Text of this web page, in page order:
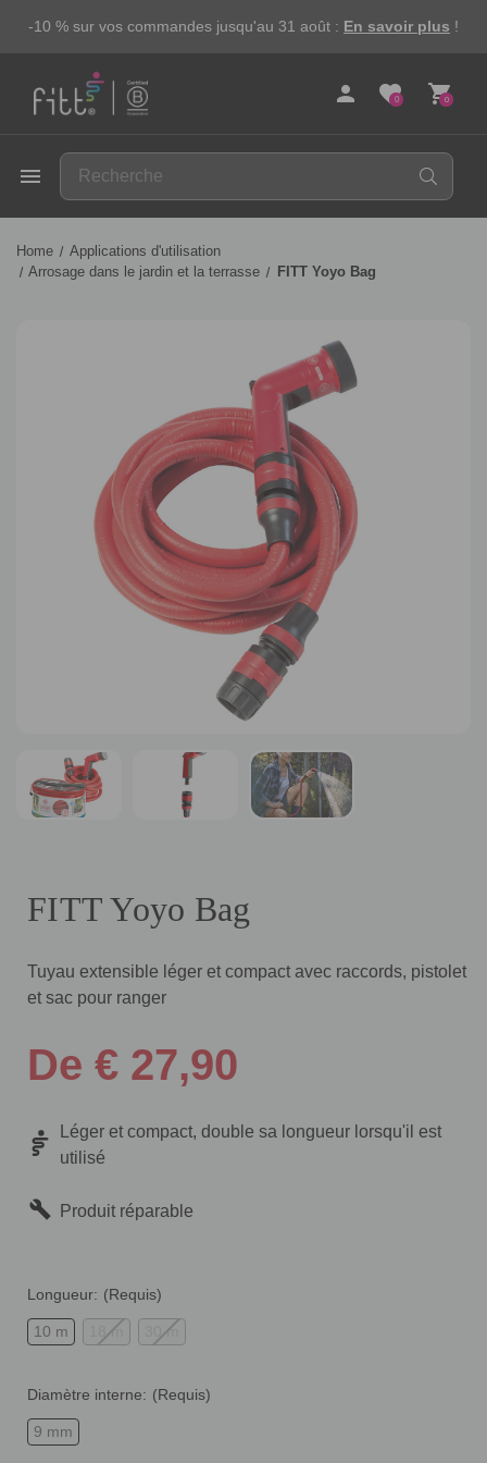
-10 % sur vos commandes jusqu'au 31 août : En savoir plus !
person 0
favorite 0
shopping_cart
menu
Home
Applications d'utilisation
Arrosage dans le jardin et la terrasse
FITT Yoyo Bag
FITT Yoyo Bag
Tuyau extensible léger et compact avec raccords, pistolet
et sac pour ranger
De € 27,90
Léger et compact, double sa longueur lorsqu'il est
utilisé
Produit réparable
Longueur: (Requis)
10 m 18 m 30 m
Diamètre interne: (Requis)
9 mm